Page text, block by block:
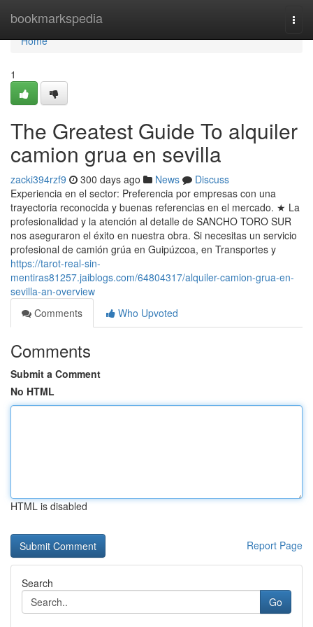
bookmarkspedia
Home
Home
1
The Greatest Guide To alquiler
camion grua en sevilla
zacki394rzf9 300 days ago News
Discuss
Experiencia en el sector: Preferencia por empresas con una
trayectoria reconocida y buenas referencias en el mercado. ★ La
profesionalidad y la atención al detalle de SANCHO TORO SUR
nos aseguraron el éxito en nuestra obra. Si necesitas un servicio
profesional de camión grúa en Guipúzcoa, en Transportes y
https://tarot-real-sin-
mentiras81257.jaiblogs.com/64804317/alquiler-camion-grua-en-
sevilla-an-overview
Comments
Who Upvoted
Comments
Submit a Comment
No HTML
HTML is disabled
Report Page
Search
Go